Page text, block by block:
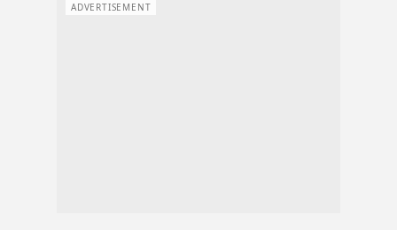
ADVERTISEMENT